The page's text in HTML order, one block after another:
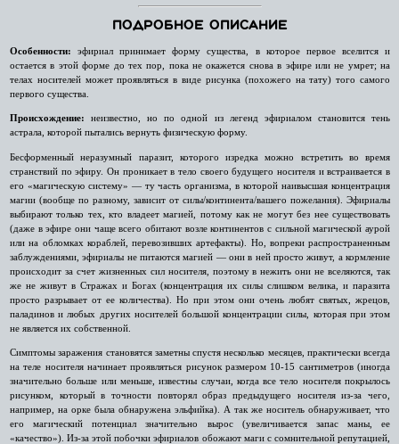
Подробное описание
Особенности: эфириал принимает форму существа, в которое первое вселится и
остается в этой форме до тех пор, пока не окажется снова в эфире или не умрет; на
телах носителей может проявляться в виде рисунка (похожего на тату) того самого
первого существа.
Происхождение:неизвестно, но по одной из легенд эфириалом становится тень
астрала, которой пытались вернуть физическую форму.
Бесформенный неразумный паразит, которого изредка можно встретить во время
странствий по эфиру. Он проникает в тело своего будущего носителя и встраивается в
его «магическую систему» — ту часть организма, в которой наивысшая концентрация
магии (вообще по разному, зависит от силы/континента/вашего пожелания). Эфириалы
выбирают только тех, кто владеет магией, потому как не могут без нее существовать
(даже в эфире они чаще всего обитают возле континентов с сильной магической аурой
или на обломках кораблей, перевозивших артефакты). Но, вопреки распространенным
заблуждениями, эфириалы не питаются магией — они в ней просто живут, а кормление
происходит за счет жизненных сил носителя, поэтому в нежить они не вселяются, так
же не живут в Стражах и Богах (концентрация их силы слишком велика, и паразита
просто разрывает от ее количества). Но при этом они очень любят святых, жрецов,
паладинов и любых других носителей большой концентрации силы, которая при этом
не является их собственной.
Симптомы заражения становятся заметны спустя несколько месяцев, практически всегда
на теле носителя начинает проявляться рисунок размером 10-15 сантиметров (иногда
значительно больше или меньше, известны случаи, когда все тело носителя покрылось
рисунком, который в точности повторял образ предыдущего носителя из-за чего,
например, на орке была обнаружена эльфийка). А так же носитель обнаруживает, что
его магический потенциал значительно вырос (увеличивается запас маны, ее
«качество»). Из-за этой побочки эфириалов обожают маги с сомнительной репутацией,